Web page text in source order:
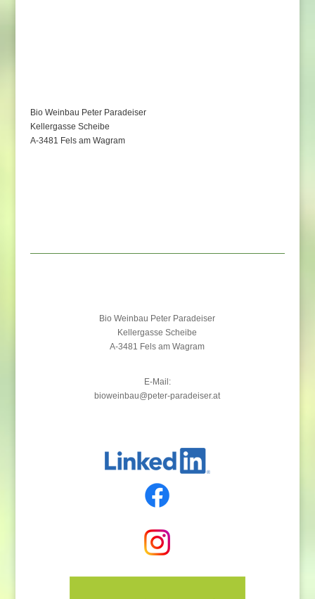
Bio Weinbau Peter Paradeiser
Kellergasse Scheibe
A-3481 Fels am Wagram
Bio Weinbau Peter Paradeiser
Kellergasse Scheibe
A-3481 Fels am Wagram
E-Mail:
bioweinbau@peter-paradeiser.at